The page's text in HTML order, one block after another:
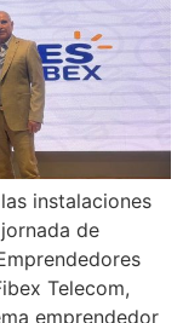
instalaciones
de
Telecom,
emprendedor